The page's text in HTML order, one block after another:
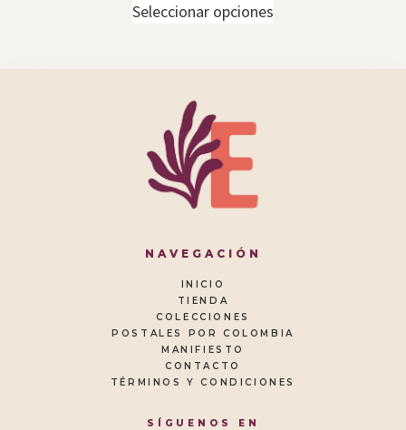
Seleccionar opciones
NAVEGACIÓN
INICIO
TIENDA
COLECCIONES
POSTALES POR COLOMBIA
MANIFIESTO
CONTACTO
TÉRMINOS Y CONDICIONES
SÍGUENOS EN